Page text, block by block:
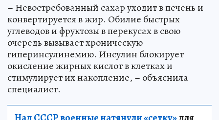
– Невостребованный сахар уходит в печень и
конвертируется в жир. Обилие быстрых
углеводов и фруктозы в перекусах в свою
очередь вызывает хроническую
гиперинсулинемию. Инсулин блокирует
окисление жирных кислот в клетках и
стимулирует их накопление, – объяснила
специалист.